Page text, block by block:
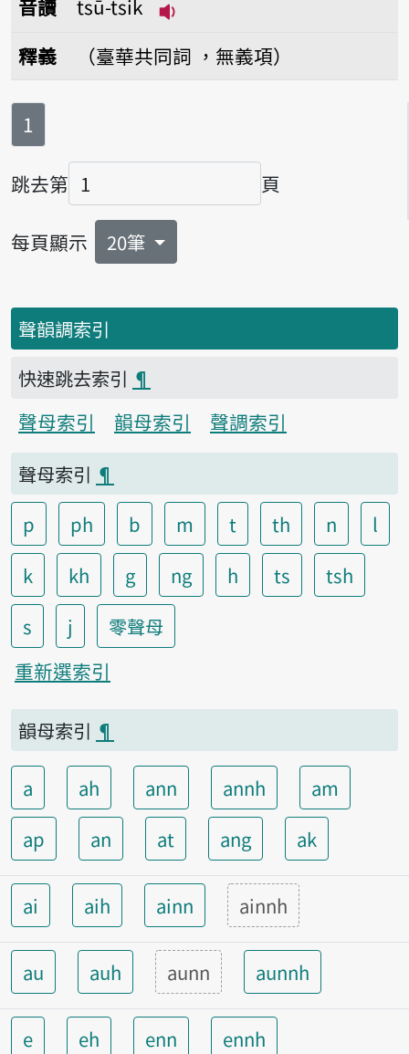
音讀
tsū-tsik
釋義 （臺華共同詞 ，無義項）
第
1
跳去第
頁碼
頁
每頁顯示 20筆
聲韻調索引
快速跳去索引 ¶
聲母索引
韻母索引
聲調索引
聲母索引 ¶
p
ph b m t th n
l
k
kh g ng h ts
tsh
s
j
零聲母
重新選索引
韻母索引 ¶
a ah ann annh
am
ap
an at ang ak
ai aih ainn ainnh
au auh aunn aunnh
e eh enn ennh